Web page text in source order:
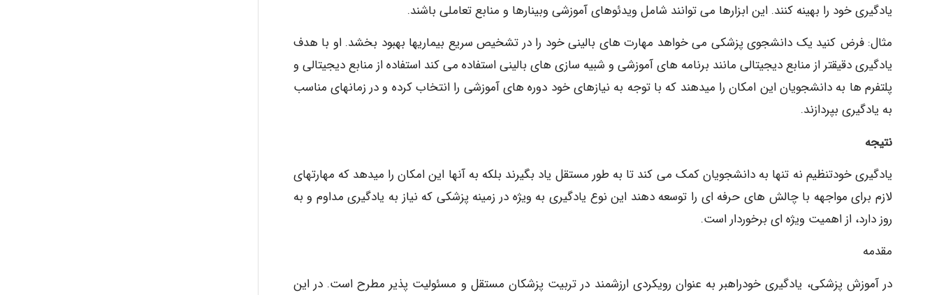
یادگیری خود را بهینه کنند. این ابزارها می توانند شامل ویدئوهای آموزشی وبینارها و منابع تعاملی باشند.
مثال: فرض کنید یک دانشجوی پزشکی می خواهد مهارت های بالینی خود را در تشخیص سریع بیماریها بهبود بخشد. او با هدف
یادگیری دقیقتر از منابع دیجیتالی مانند برنامه های آموزشی و شبیه سازی های بالینی استفاده می کند استفاده از منابع دیجیتالی و
پلتفرم ها به دانشجویان این امکان را میدهند که با توجه به نیازهای خود دوره های آموزشی را انتخاب کرده و در زمانهای مناسب
به یادگیری بپردازند.
نتیجه
یادگیری خودتنظیم نه تنها به دانشجویان کمک می کند تا به طور مستقل یاد بگیرند بلکه به آنها این امکان را میدهد که مهارتهای
لازم برای مواجهه با چالش های حرفه ای را توسعه دهند این نوع یادگیری به ویژه در زمینه پزشکی که نیاز به یادگیری مداوم و به
روز دارد، از اهمیت ویژه ای برخوردار است.
مقدمه
در آموزش پزشکی، یادگیری خودراهبر به عنوان رویکردی ارزشمند در تربیت پزشکان مستقل و مسئولیت پذیر مطرح است. در این